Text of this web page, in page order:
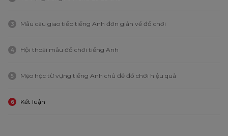
3 Mẫu câu giao tiếp tiếng Anh đơn giản về đồ chơi
4 Hội thoại mẫu đồ chơi tiếng Anh
5 Mẹo học từ vựng tiếng Anh chủ đề đồ chơi hiệu quả
6 Kết luận